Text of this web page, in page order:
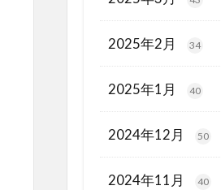
2025年2月 34
2025年1月 40
2024年12月 50
2024年11月 40